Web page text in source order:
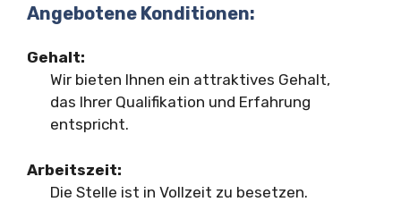
Angebotene Konditionen:
Gehalt:
Wir bieten Ihnen ein attraktives Gehalt,
das Ihrer Qualifikation und Erfahrung
entspricht.
Arbeitszeit:
Die Stelle ist in Vollzeit zu besetzen.